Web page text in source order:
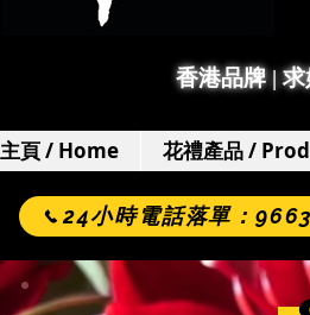
香港品牌 |
主頁 / Home 花禮產品 /
24小時電話落單：